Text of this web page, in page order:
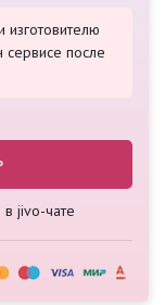
изготовителю
сервисе после
в jivo-чате